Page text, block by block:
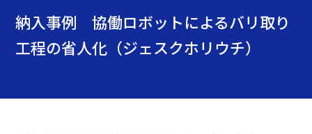
納入事例 協働ロボットによるバリ取り
工程の省人化（ジェスクホリウチ）